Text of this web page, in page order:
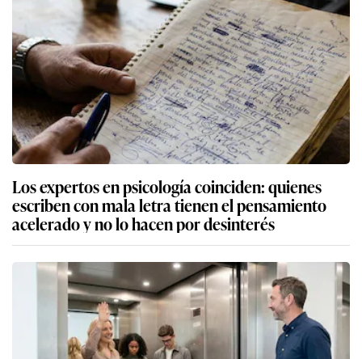
Los expertos en psicología coinciden: quienes
escriben con mala letra tienen el pensamiento
acelerado y no lo hacen por desinterés